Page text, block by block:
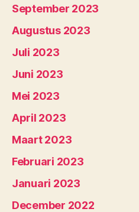
September 2023
Augustus 2023
Juli 2023
Juni 2023
Mei 2023
April 2023
Maart 2023
Februari 2023
Januari 2023
December 2022